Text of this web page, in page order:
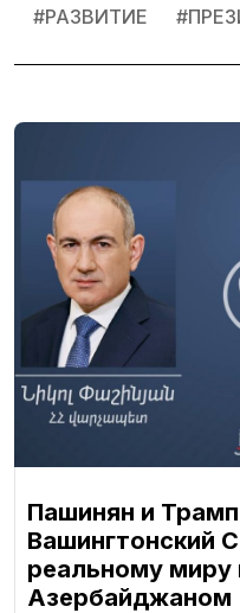
#РАЗВИТИЕ #
Пашинян и
Вашингтонский
реальному
Азербайджаном